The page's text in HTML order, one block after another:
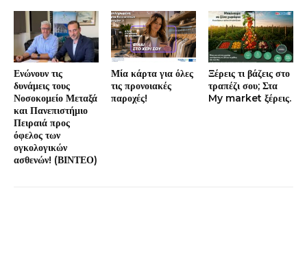
Ενώνουν τις
δυνάμεις τους
Νοσοκομείο Μεταξά
και Πανεπιστήμιο
Πειραιά προς
όφελος των
ογκολογικών
ασθενών! (ΒΙΝΤΕΟ)
Μία κάρτα για όλες
τις προνοιακές
παροχές!
Ξέρεις τι βάζεις στο
τραπέζι σου; Στα
My market ξέρεις.